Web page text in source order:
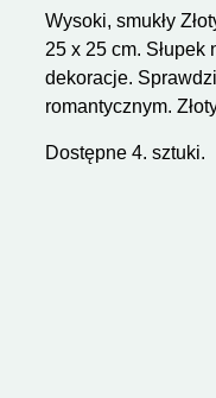
Wysoki, smukły
25 x 25 cm.
dekoracje.
romantycznym.
Dostępne 4. sztuki.